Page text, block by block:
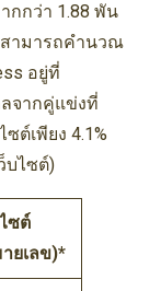
กกว่า 1.88 พัน
สามารถคำนวณ
อยู่ที่
จากคู่แข่งที่
ต์เพียง 4.1%
บไซต์)
ซต์
ยเลข)*